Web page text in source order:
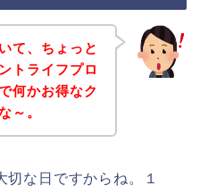
て、ちょっと
トライフプロ
何かお得なク
～。
な日ですからね。１